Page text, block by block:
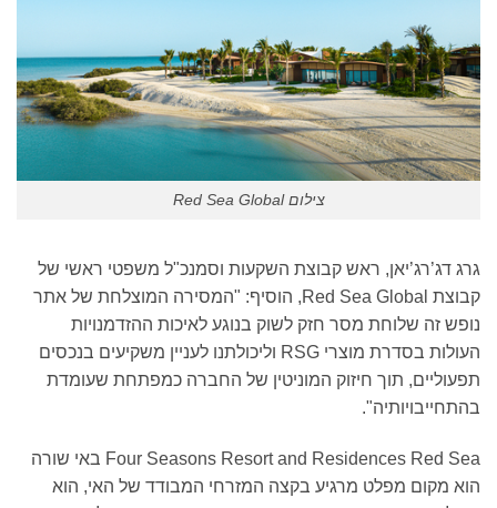
צילום Red Sea Global
דג’רג’יאן, ראש קבוצת השקעות וסמנכ"ל משפטי ראשי של
קבוצת Red Sea Global, הוסיף: "המסירה המוצלחת של אתר
זה שלוחת מסר חזק לשוק בנוגע לאיכות ההזדמנויות
העולות בסדרת מוצרי RSG וליכולתנו לעניין משקיעים בנכסים
תוך חיזוק המוניטין של החברה כמפתחת שעומדת
Four Seasons Resort and Residences Red Sea באי שורה
מקום מפלט מרגיע בקצה המזרחי המבודד של האי, הוא